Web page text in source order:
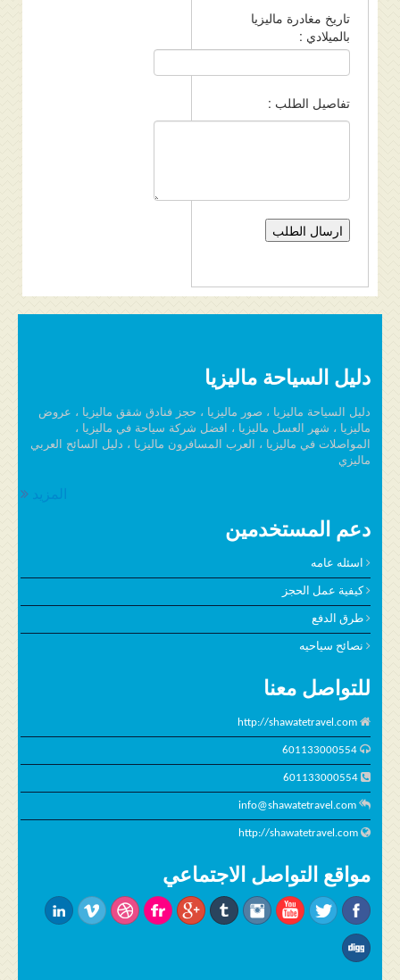
تاريخ مغادرة ماليزيا
بالميلادي :
تفاصيل الطلب :
دليل السياحة ماليزيا
دليل السياحة ماليزيا ، صور ماليزيا ، حجز فنادق شقق ماليزيا ، عروض
ماليزيا ، شهر العسل ماليزيا ، افضل شركة سياحة في ماليزيا ،
المواصلات في ماليزيا ، العرب المسافرون ماليزيا ، دليل السائح العربي
ماليزي
المزيد
دعم المستخدمين
اسئله عامه
كيفية عمل الحجز
طرق الدفع
نصائح سياحيه
للتواصل معنا
http://shawatetravel.com
601133000554
601133000554
info@shawatetravel.com
http://shawatetravel.com
مواقع التواصل الاجتماعي